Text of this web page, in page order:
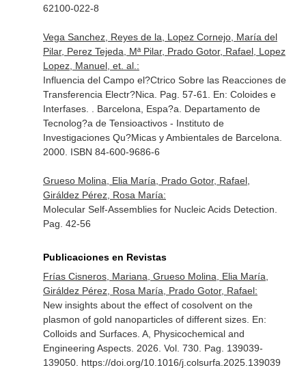
62100-022-8
Vega Sanchez, Reyes de la, Lopez Cornejo, María del
Pilar, Perez Tejeda, Mª Pilar, Prado Gotor, Rafael, Lopez
Lopez, Manuel, et. al.:
Influencia del Campo el?Ctrico Sobre las Reacciones de
Transferencia Electr?Nica. Pag. 57-61. En: Coloides e
Interfases. . Barcelona, Espa?a. Departamento de
Tecnolog?a de Tensioactivos - Instituto de
Investigaciones Qu?Micas y Ambientales de Barcelona.
2000. ISBN 84-600-9686-6
Grueso Molina, Elia María, Prado Gotor, Rafael,
Giráldez Pérez, Rosa María:
Molecular Self-Assemblies for Nucleic Acids Detection.
Pag. 42-56
Publicaciones en Revistas
Frías Cisneros, Mariana, Grueso Molina, Elia María,
Giráldez Pérez, Rosa María, Prado Gotor, Rafael:
New insights about the effect of cosolvent on the
plasmon of gold nanoparticles of different sizes. En:
Colloids and Surfaces. A, Physicochemical and
Engineering Aspects. 2026. Vol. 730. Pag. 139039-
139050. https://doi.org/10.1016/j.colsurfa.2025.139039